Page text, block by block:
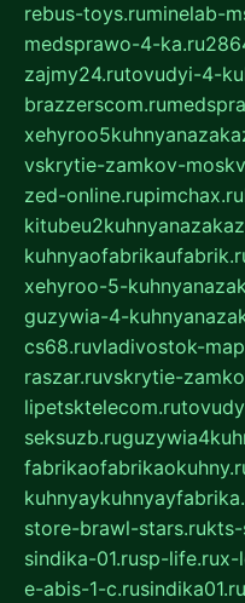
rebus-toys.ruminelab-
medsprawo-4-ka.ru
zajmy24.rutovudyi-4-
brazzerscom.ru
vskrytie-zamkov-
zed-online.rupimchax.ru
xehyroo-5-
guzywia-4-
cs68.ruvladivostok-
raszar.ruvskrytie-
lipetsktelecom.ru
seksuzb.ru
store-brawl-stars.rukts-
sindika-01.rusp-life.rux-
e-abis-1-c.rusindika01.ru